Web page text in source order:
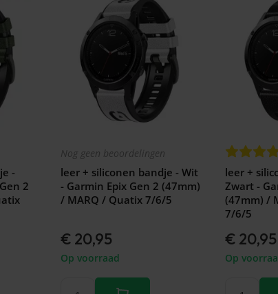
-
2
Nog geen beoordelingen
leer + siliconen bandje - Wit
- Garmin Epix Gen 2 (47mm)
/ MARQ / Quatix 7/6/5
€ 20,95
Op voorraad
leer +
Zwart -
(47mm) /
7/6/5
€ 20,95
Op